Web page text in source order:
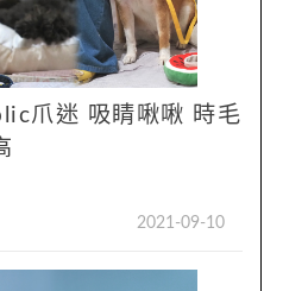
爪迷 吸睛啾啾 時毛
2021-09-10